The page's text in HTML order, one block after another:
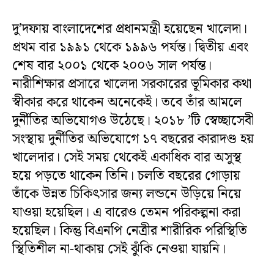
দু’দফায় বাংলাদেশের প্রধানমন্ত্রী হয়েছেন খালেদা।
প্রথম বার ১৯৯১ থেকে ১৯৯৬ পর্যন্ত। দ্বিতীয় এবং
শেষ বার ২০০১ থেকে ২০০৬ সাল পর্যন্ত।
নারীশিক্ষার প্রসারে খালেদা সরকারের ভূমিকার কথা
স্বীকার করে থাকেন অনেকেই। তবে তাঁর আমলে
দুর্নীতির অভিযোগও উঠেছে। ২০১৮ ’টি স্বেচ্ছাসেবী
সংস্থায় দুর্নীতির অভিযোগে ১৭ বছরের কারাদণ্ড হয়
খালেদার। সেই সময় থেকেই একাধিক বার অসুস্থ
হয়ে পড়তে থাকেন তিনি। চলতি বছরের গোড়ায়
তাঁকে উন্নত চিকিৎসার জন্য লন্ডনে উড়িয়ে নিয়ে
যাওয়া হয়েছিল। এ বারেও তেমন পরিকল্পনা করা
হয়েছিল। কিন্তু বিএনপি নেত্রীর শারীরিক পরিস্থিতি
স্থিতিশীল না-থাকায় সেই ঝুঁকি নেওয়া যায়নি।